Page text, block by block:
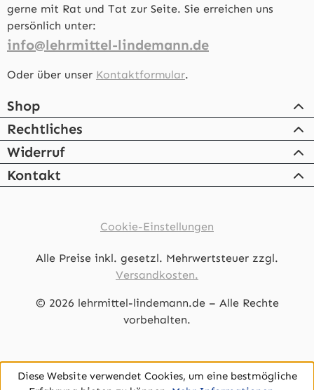
gerne mit Rat und Tat zur Seite. Sie erreichen uns
persönlich unter:
info@lehrmittel-lindemann.de
Oder über unser Kontaktformular.
Shop
Rechtliches
Widerruf
Kontakt
Cookie-Einstellungen
Alle Preise inkl. gesetzl. Mehrwertsteuer zzgl.
Versandkosten.
© 2026 lehrmittel-lindemann.de – Alle Rechte
vorbehalten.
Diese Website verwendet Cookies, um eine bestmögliche